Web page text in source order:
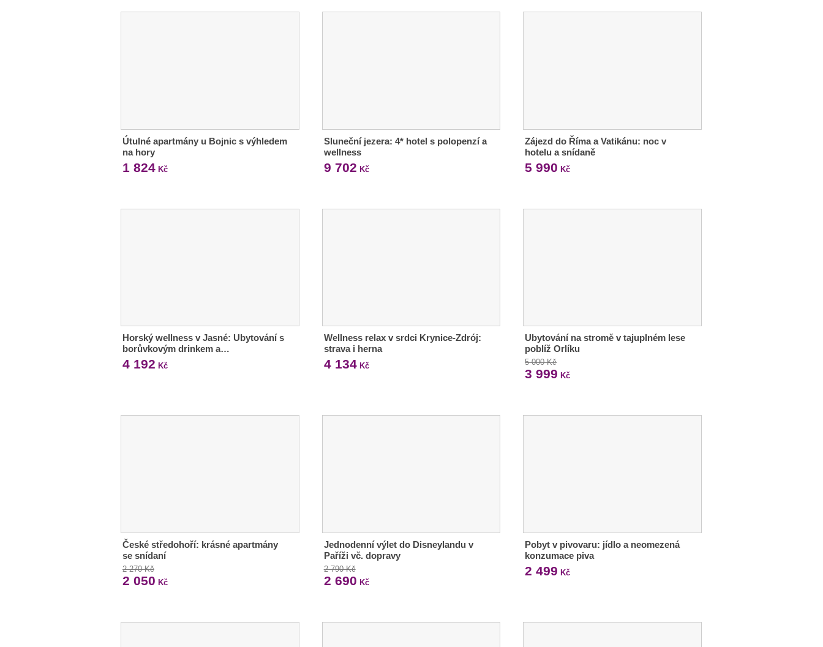
Útulné apartmány u Bojnic s výhledem
na hory
1 824 Kč
Sluneční jezera: 4* hotel s polopenzí a
wellness
9 702 Kč
Zájezd do Říma a Vatikánu: noc v
hotelu a snídaně
5 990 Kč
Horský wellness v Jasné: Ubytování s
borůvkovým drinkem a…
4 192 Kč
Wellness relax v srdci Krynice-Zdrój:
strava i herna
4 134Kč
Ubytování na stromě v tajuplném lese
poblíž Orlíku
5 000 Kč
3 999 Kč
České středohoří: krásné apartmány
se snídaní
2 270 Kč
2 050 Kč
Jednodenní výlet do Disneylandu v
Paříži vč. dopravy
2 790 Kč
2 690 Kč
Pobyt v pivovaru: jídlo a neomezená
konzumace piva
2 499 Kč